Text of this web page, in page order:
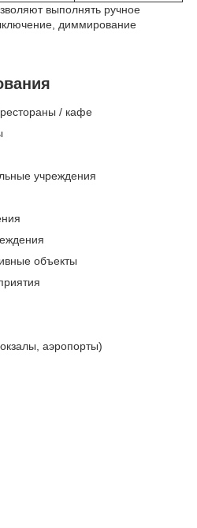
выполнять ручное
диммирование
/ кафе
учреждения
объекты
аэропорты)